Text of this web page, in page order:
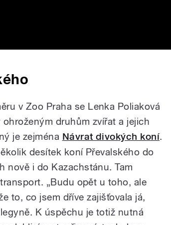
v Zoo Praha se Lenka Poliaková
druhům zvířat a jejich
je zejména Návrat divokých koní.
desítek koní Převalského do
nově i do Kazachstánu. Tam
„Budu opět u toho, ale
to, co jsem dříve zajišťovala já,
K úspěchu je totiž nutná